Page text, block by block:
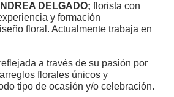
DELGADO; florista con
y formación
floral. Actualmente trabaja en
a través de su pasión por
florales únicos y
tipo de ocasión y/o celebración.